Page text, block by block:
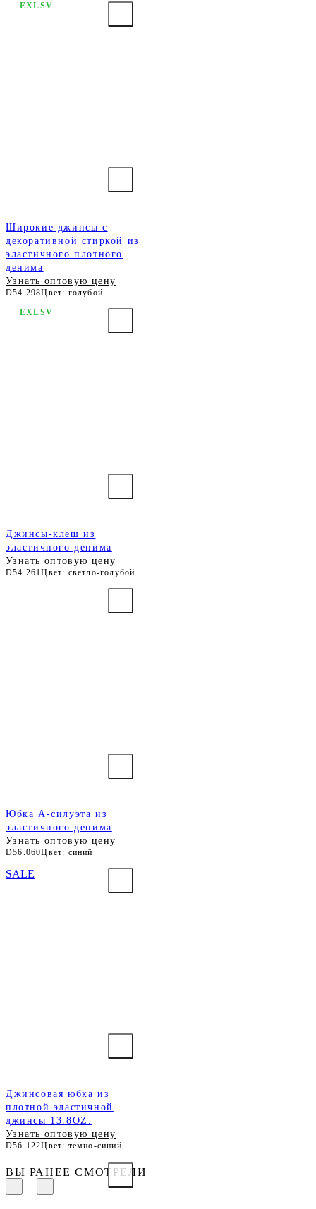
Широкие джинсы с
декоративной стиркой из
эластичного плотного
денима
Узнать оптовую цену
D54.298Цвет: голубой
EXLSV
Джинсы-клеш из
эластичного денима
Узнать оптовую цену
D54.261Цвет: светло-голубой
EXLSV
Юбка А-силуэта из
эластичного денима
Узнать оптовую цену
D56.060Цвет: синий
Джинсовая юбка из
плотной эластичной
джинсы 13.8OZ.
Узнать оптовую цену
D56.122Цвет: темно-синий
SALE
ВЫ РАНЕЕ СМОТРЕЛИ